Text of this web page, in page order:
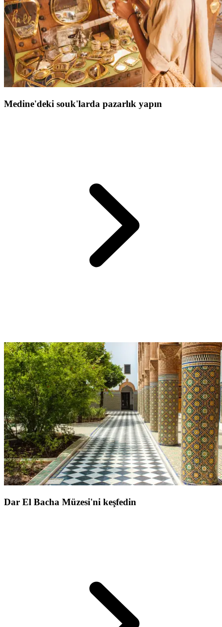
Medine'deki souk'larda pazarlık yapın
20 dakikadan daha kısa mesafede Club Med Marrakech La
Palmeraie,Medine'deki souk'larsizi geleneksel Fas'ın büyüleyici
canlılığına davet ediyor.Parlak fenerler, yumuşacık halılar, renkli
baharatlar ve deri kokuları, unutulmaz bir duyusal yolculuğu
andıran bir atmosfer yaratıyor.
Bu canlı labirentte her köşe bir sürpriz sunuyor, her zanaatkar
değerli bir zanaat bilgisini paylaşıyor. Kuzey Afrika'da benzersiz bir
deneyim;sürükleyici, otantik ve duygularla dolu bir yolculuk
yaşamak için mükemmel. Souk'larda dolaşmak, Marrakech'in
cazibesini keşfetmek ve sadece anılar değil,gerçek bir macera ve
ilham dolu seyahatlertadını getirmek demektir.
Dar El Bacha Müzesi'ni keşfedin